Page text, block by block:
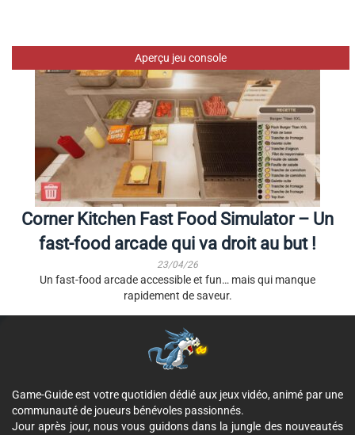
Aperçu jeu console
Corner Kitchen Fast Food Simulator – Un
fast-food arcade qui va droit au but !
23/04/26
Un fast-food arcade accessible et fun… mais qui manque
rapidement de saveur.
Game-Guide est votre quotidien dédié aux jeux vidéo, animé par une
communauté de joueurs bénévoles passionnés.
Jour après jour, nous vous guidons dans la jungle des nouveautés